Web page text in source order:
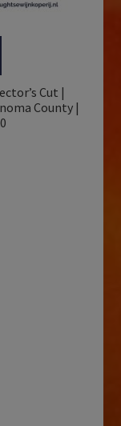
Cut |
County |